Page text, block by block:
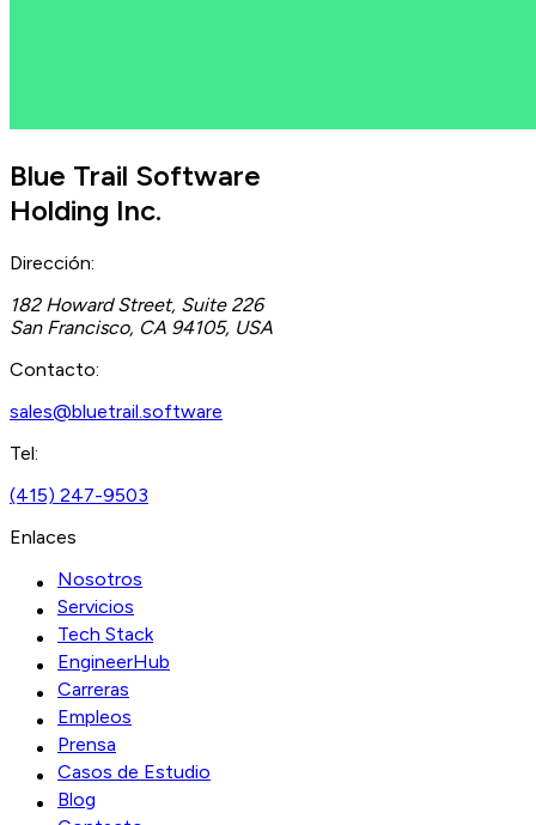
Blue Trail Software
Holding Inc.
Dirección:
182 Howard Street, Suite 226
San Francisco, CA 94105, USA
Contacto:
sales@bluetrail.software
Tel:
(415) 247-9503
Enlaces
Nosotros
Servicios
Tech Stack
EngineerHub
Carreras
Empleos
Prensa
Casos de Estudio
Blog